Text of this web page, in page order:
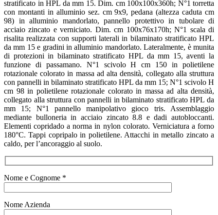
stratificato in HPL da mm 15. Dim. cm 100x100x360h; N°1 torretta
con montanti in alluminio sez. cm 9x9, pedana (altezza caduta cm
98) in alluminio mandorlato, pannello protettivo in tubolare di
acciaio zincato e verniciato. Dim. cm 100x76x170h; N°1 scala di
risalita realizzata con supporti laterali in bilaminato stratificato HPL
da mm 15 e gradini in alluminio mandorlato. Lateralmente, è munita
di protezioni in bilaminato stratificato HPL da mm 15, aventi la
funzione di passamano. N°1 scivolo H cm 150 in polietilene
rotazionale colorato in massa ad alta densità, collegato alla struttura
con pannelli in bilaminato stratificato HPL da mm 15; N°1 scivolo H
cm 98 in polietilene rotazionale colorato in massa ad alta densità,
collegato alla struttura con pannelli in bilaminato stratificato HPL da
mm 15; N°1 pannello manipolativo gioco tris. Assemblaggio
mediante bulloneria in acciaio zincato 8.8 e dadi autobloccanti.
Elementi copridado a norma in nylon colorato. Verniciatura a forno
180°C. Tappi copripalo in polietilene. Attacchi in metallo zincato a
caldo, per l’ancoraggio al suolo.
Nome e Cognome *
Nome Azienda